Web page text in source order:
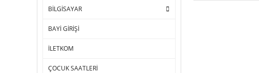
BİLGİSAYAR
BAYİ GİRİŞİ
İLETKOM
ÇOCUK SAATLERİ